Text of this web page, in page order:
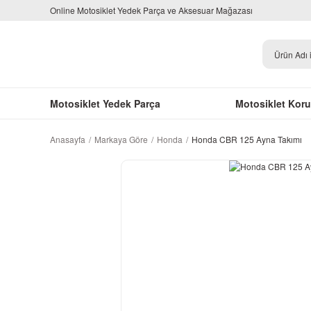
Online Motosiklet Yedek Parça ve Aksesuar Mağazası
Motosiklet Yedek Parça Motosiklet
Anasayfa Markaya Göre Honda Honda CBR 125 Ayna Takımı